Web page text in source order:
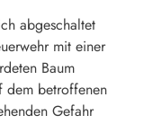
abgeschaltet
mit einer
Baum
dem betroffenen
Gefahr